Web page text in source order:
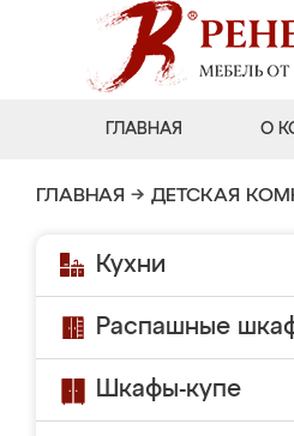
ГЛАВНАЯ О
ГЛАВНАЯ → ДЕТСКАЯ
Кухни
Распашные
Шкафы-купе